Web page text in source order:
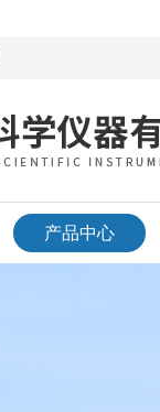
产品中心